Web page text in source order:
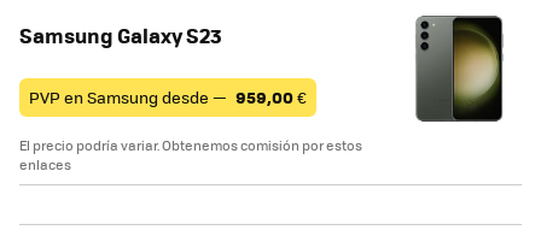
Samsung Galaxy S23
PVP en Samsung desde — 959,00€
El precio podría variar. Obtenemos comisión por estos
enlaces